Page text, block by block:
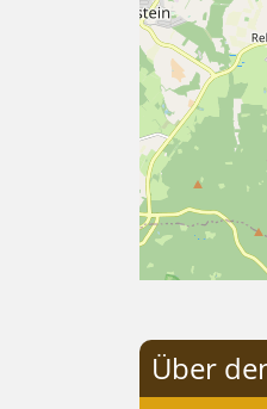
Über